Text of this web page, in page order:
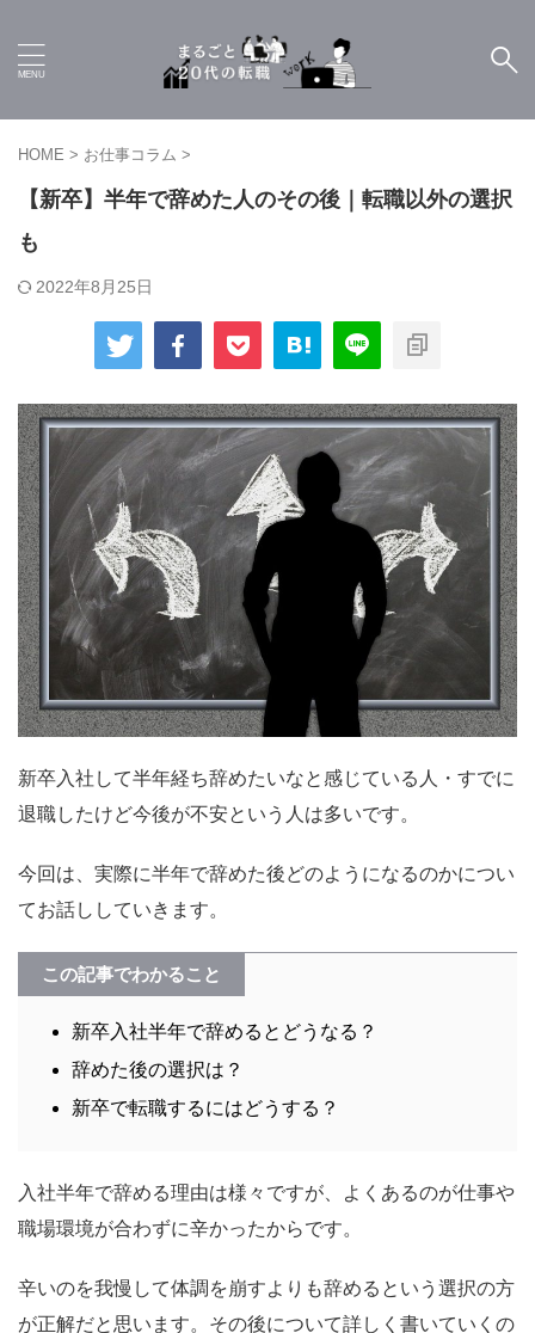
HOME > お仕事コラム >
【新卒】半年で辞めた人のその後｜転職以外の選択
も
2022年8月25日
新卒入社して半年経ち辞めたいなと感じている人・すでに
退職したけど今後が不安という人は多いです。
今回は、実際に半年で辞めた後どのようになるのかについ
てお話ししていきます。
この記事でわかること
新卒入社半年で辞めるとどうなる？
辞めた後の選択は？
新卒で転職するにはどうする？
入社半年で辞める理由は様々ですが、よくあるのが仕事や
職場環境が合わずに辛かったからです。
辛いのを我慢して体調を崩すよりも辞めるという選択の方
が正解だと思います。その後について詳しく書いていくの